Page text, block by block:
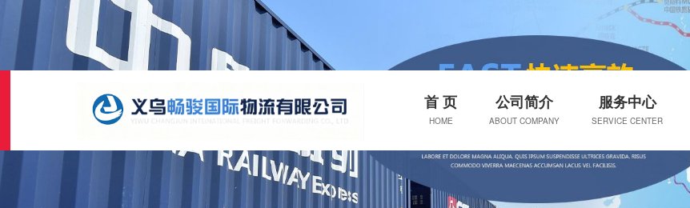
首 页
HOME
公司简介
ABOUT COMPANY
服务中心
SERVICE CENTER